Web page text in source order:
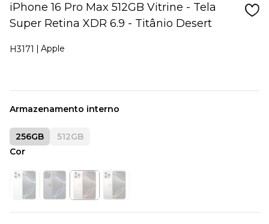
iPhone 16 Pro Max 512GB Vitrine - Tela
Super Retina XDR 6.9 - Titânio Desert
H3171 Apple
Armazenamento interno
256GB
512GB
Cor